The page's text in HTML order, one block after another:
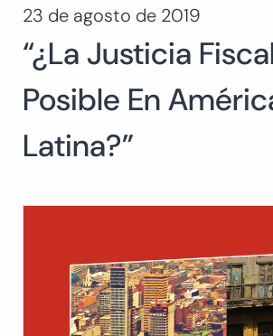
Buscar:
23 de agosto de 2019
“¿La Justicia
Posible En
Latina?”